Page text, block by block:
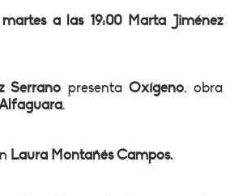
a las 19:00 Marta Jiménez
Serrano presentaOxígeno, obra
.
Laura Montañés Campos.